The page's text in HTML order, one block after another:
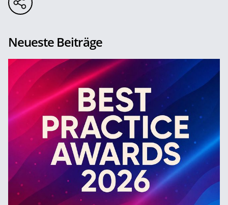
Neueste Beiträge